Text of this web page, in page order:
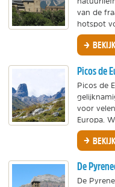
van de
hotspot
BEKIJK
Picos de
Picos de
voor
Europa.
BEKIJK
De
De